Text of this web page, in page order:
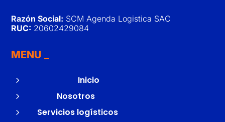
Razón Social: SCM Agenda Logistica SAC
RUC: 20602429084
MENU
5 Inicio
5 Nosotros
5 Servicios logísticos